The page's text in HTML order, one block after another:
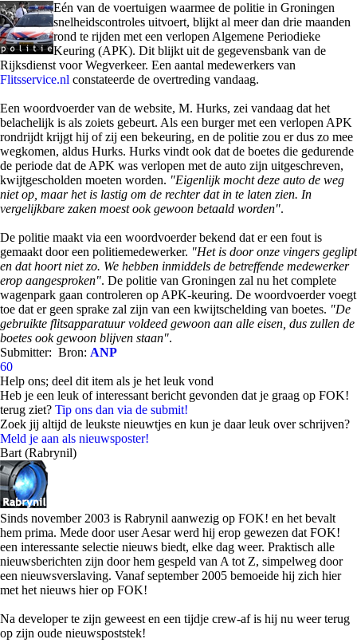
Eén van de voertuigen waarmee de politie in Groningen
snelheidscontroles uitvoert, blijkt al meer dan drie maanden
rond te rijden met een verlopen Algemene Periodieke
Keuring (APK). Dit blijkt uit de gegevensbank van de
Rijksdienst voor Wegverkeer. Een aantal medewerkers van
Flitsservice.nl constateerde de overtreding vandaag.
Een woordvoerder van de website, M. Hurks, zei vandaag dat het
belachelijk is als zoiets gebeurt. Als een burger met een verlopen APK
rondrijdt krijgt hij of zij een bekeuring, en de politie zou er dus zo mee
wegkomen, aldus Hurks. Hurks vindt ook dat de boetes die gedurende
de periode dat de APK was verlopen met de auto zijn uitgeschreven,
kwijtgescholden moeten worden. "Eigenlijk mocht deze auto de weg
niet op, maar het is lastig om de rechter dat in te laten zien. In
vergelijkbare zaken moest ook gewoon betaald worden".
De politie maakt via een woordvoerder bekend dat er een fout is
gemaakt door een politiemedewerker. "Het is door onze vingers geglipt
en dat hoort niet zo. We hebben inmiddels de betreffende medewerker
erop aangesproken". De politie van Groningen zal nu het complete
wagenpark gaan controleren op APK-keuring. De woordvoerder voegt
toe dat er geen sprake zal zijn van een kwijtschelding van boetes. "De
gebruikte flitsapparatuur voldeed gewoon aan alle eisen, dus zullen de
boetes ook gewoon blijven staan".
Submitter: Bron: ANP
60
Help ons; deel dit item als je het leuk vond
Heb je een leuk of interessant bericht gevonden dat je graag op FOK!
terug ziet? Tip ons dan via de submit!
Zoek jij altijd de leukste nieuwtjes en kun je daar leuk over schrijven?
Meld je aan als nieuwsposter!
Bart (Rabrynil)
Sinds november 2003 is Rabrynil aanwezig op FOK! en het bevalt
hem prima. Mede door user Aesar werd hij erop gewezen dat FOK!
een interessante selectie nieuws biedt, elke dag weer. Praktisch alle
nieuwsberichten zijn door hem gespeld van A tot Z, simpelweg door
een nieuwsverslaving. Vanaf september 2005 bemoeide hij zich hier
met het nieuws hier op FOK!
Na developer te zijn geweest en een tijdje crew-af is hij nu weer terug
op zijn oude nieuwspoststek!